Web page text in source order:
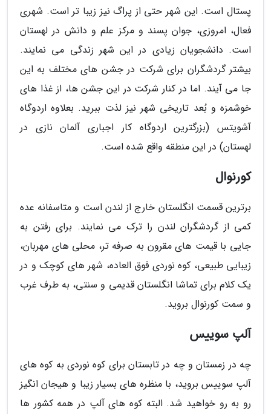
پستال است. این شهر حتی از پراگ نیز زیبا تر است. شهری
فعال، امروزی، جوان پسند و مرکز علم و دانش در لهستان
است. دانشجویان زیادی در این شهر زندگی می نمایند.
بیشتر گردشگران برای شرکت در جشن های مختلف به این
جا می آیند. اما در کنار شرکت در این جشن ها، از غذا های
خوشمزه و بُعد تاریخی شهر نیز لذت ببرید. بعلاوه اردوگاه
آشویتس (بزرگترین اردوگاه کار اجباری آلمان نازی در
لهستان) در این منطقه واقع شده است.
کورنوال
برترین قسمت انگلستان خارج از لندن است و متاسفانه عده
کمی از گردشگران لندن را ترک می نمایند. برای رفتن به
جایی با قیمت های مقرون به صرفه تر، محلی های مهربان،
زیبایی طبیعی، کوه نوردی فوق العاده، شهر های کوچک و در
یک کلام برای تماشا انگلستان قدیمی و سنتی، به طرف غرب
و سمت کورنوال بروید.
آلپ سوییس
چه در زمستان و چه در تابستان برای کوه نوردی به کوه های
آلپ سوییس بروید، با منظره های بسیار زیبا و هیجان انگیز
رو به رو خواهید شد. البته کوه های آلپ در همه کشور ها